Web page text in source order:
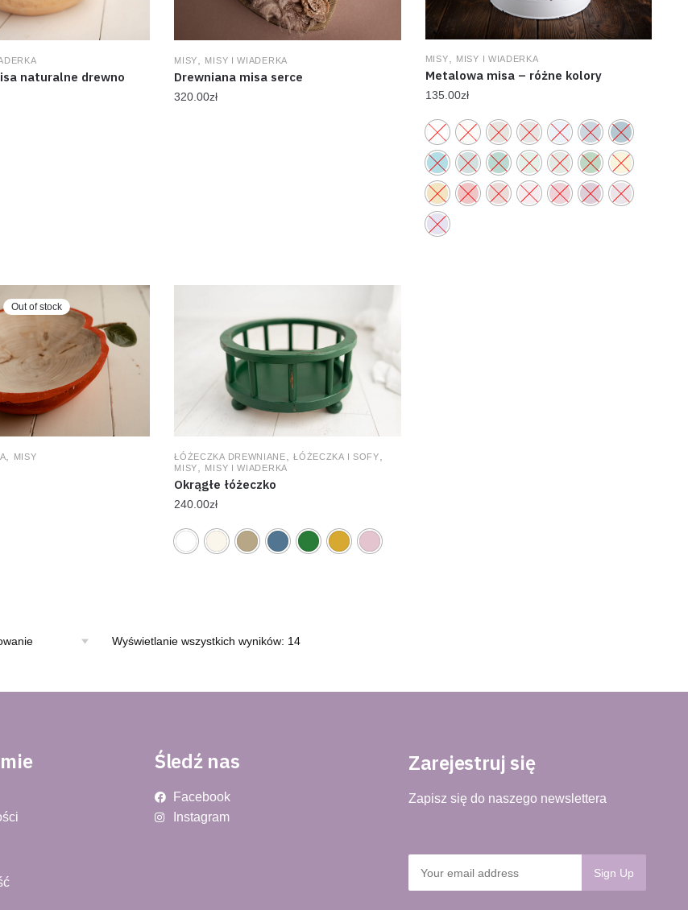
naturalne drewno
MISY MISY I WIADERKA
Drewniana misa serce
320.00zł
MISY, MISY I WIADERKA
Metalowa misa – różne kolory
135.00zł
Out of stock
MISY ŁÓŻECZKA DREWNIANE ,ŁÓŻECZKA I SOFY
MISY MISY I WIADERKA
Okrągłe łóżeczko
240.00zł
Wyświetlanie wszystkich wyników: 14
Śledź nas
Facebook
Instagram
Zarejestruj się
Zapisz się do naszego newslettera